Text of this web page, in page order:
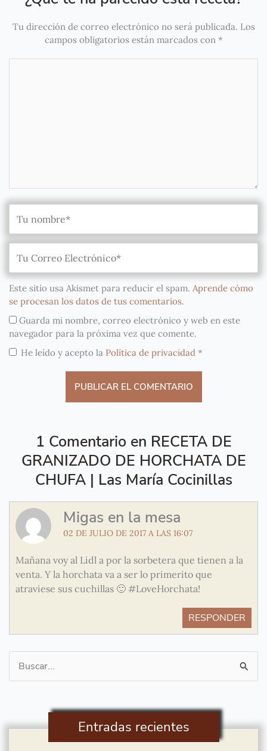
Tu dirección de correo electrónico no será publicada. Los
campos obligatorios están marcados con *
Este sitio usa Akismet para reducir el spam. Aprende cómo
se procesan los datos de tus comentarios.
Guarda mi nombre, correo electrónico y web en este
navegador para la próxima vez que comente.
He leído y acepto la Política de privacidad *
1 Comentario en RECETA DE
GRANIZADO DE HORCHATA DE
CHUFA | Las María Cocinillas
Migas en la mesa
02 DE JULIO DE 2017 A LAS 16:07
Mañana voy al Lidl a por la sorbetera que tienen a la
venta. Y la horchata va a ser lo primerito que
atraviese sus cuchillas 🙂 #LoveHorchata!
RESPONDER
Buscar
por:
Entradas recientes